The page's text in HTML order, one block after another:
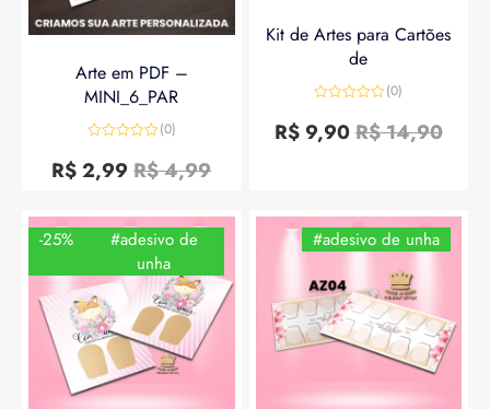
Arte em PDF –
MINI_6_PAR
0
de
(0)
R$4,99
R$2,99
Kit de Artes para Cartões
de
0
de
(0)
R$14,90
R$9,90
-25%
#adesivo de
unha
#adesivo de unha